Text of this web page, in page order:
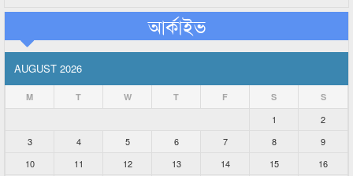
আর্কাইভ
AUGUST 2026
M T W T F S S
1
2
3
4 5 6 7 8
9
10
11 12 13 14 15
16